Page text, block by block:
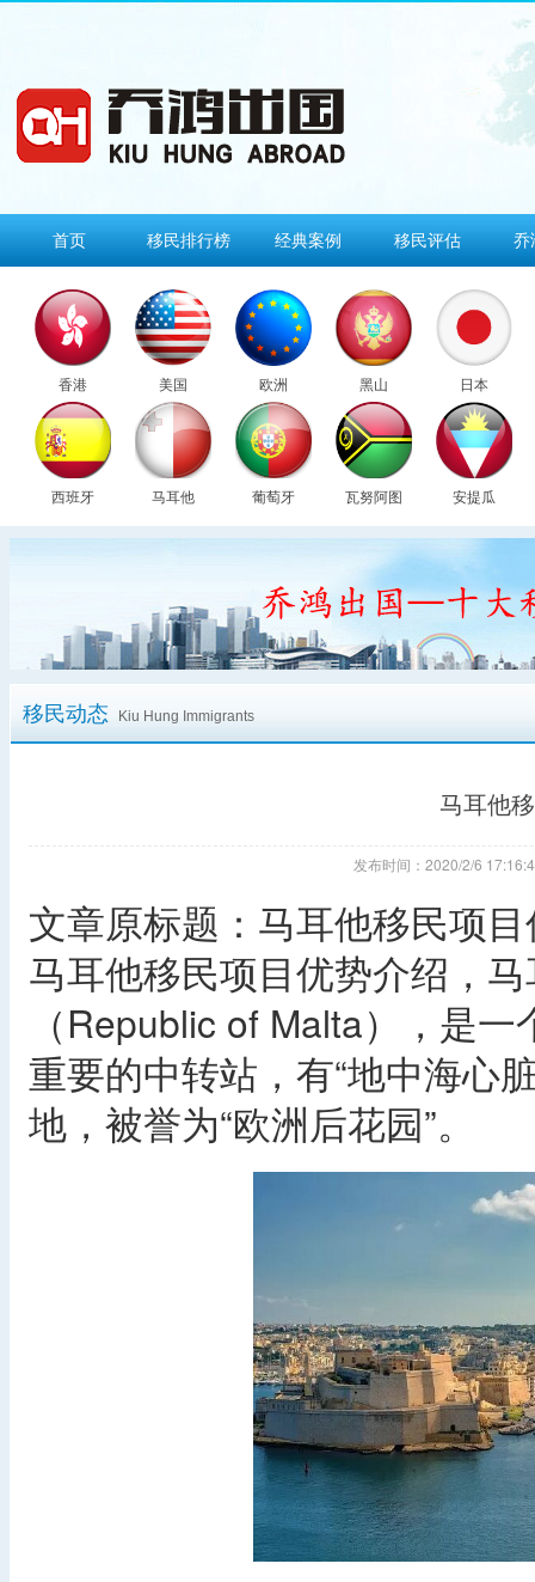
首页 移民排行榜 经典案例 移民评估 乔
香港 美国 欧洲 黑山 日本
西班牙 马耳他 葡萄牙 瓦努阿图 安提瓜
移民动态 Kiu Hung Immigrants
马耳他
发布时间：2020/2/6
文章原标题：马耳他移民项
马耳他移民项目优势介绍，
（Republic of Malta），是
重要的中转站，有“地中海心
地，被誉为“欧洲后花园”。